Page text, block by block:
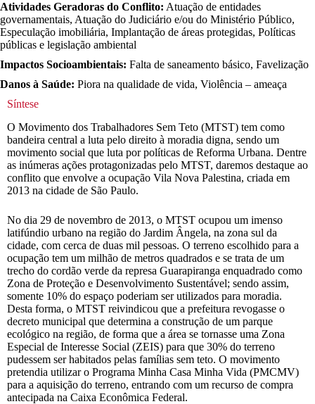
Atividades Geradoras do Conflito: Atuação de entidades
governamentais, Atuação do Judiciário e/ou do Ministério Público,
Especulação imobiliária, Implantação de áreas protegidas, Políticas
públicas e legislação ambiental
Impactos Socioambientais: Falta de saneamento básico, Favelização
Danos à Saúde: Piora na qualidade de vida, Violência – ameaça
Síntese
O Movimento dos Trabalhadores Sem Teto (MTST) tem como
bandeira central a luta pelo direito à moradia digna, sendo um
movimento social que luta por políticas de Reforma Urbana. Dentre
as inúmeras ações protagonizadas pelo MTST, daremos destaque ao
conflito que envolve a ocupação Vila Nova Palestina, criada em
2013 na cidade de São Paulo.
No dia 29 de novembro de 2013, o MTST ocupou um imenso
latifúndio urbano na região do Jardim Ângela, na zona sul da
cidade, com cerca de duas mil pessoas. O terreno escolhido para a
ocupação tem um milhão de metros quadrados e se trata de um
trecho do cordão verde da represa Guarapiranga enquadrado como
Zona de Proteção e Desenvolvimento Sustentável; sendo assim,
somente 10% do espaço poderiam ser utilizados para moradia.
Desta forma, o MTST reivindicou que a prefeitura revogasse o
decreto municipal que determina a construção de um parque
ecológico na região, de forma que a área se tornasse uma Zona
Especial de Interesse Social (ZEIS) para que 30% do terreno
pudessem ser habitados pelas famílias sem teto. O movimento
pretendia utilizar o Programa Minha Casa Minha Vida (PMCMV)
para a aquisição do terreno, entrando com um recurso de compra
antecipada na Caixa Econômica Federal.